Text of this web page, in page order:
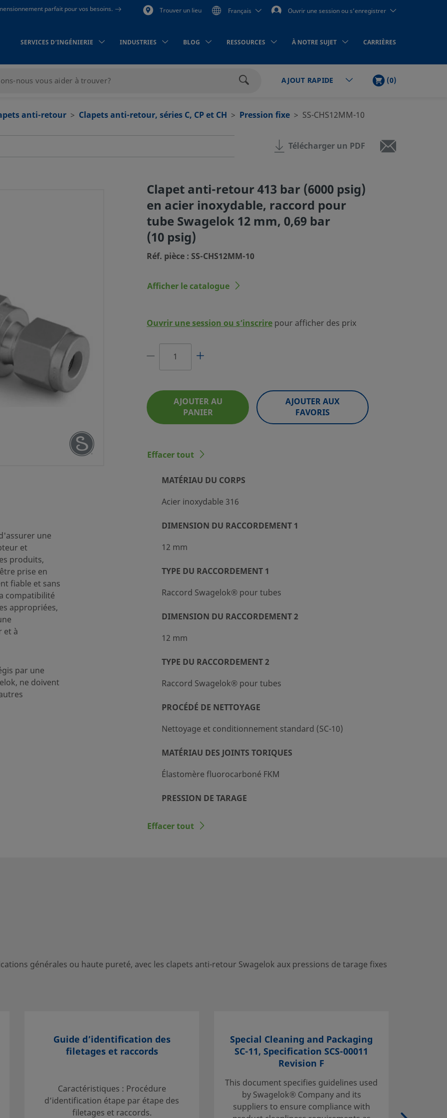
parfait pour vos besoins. Trouver un lieu Français Ouvrir une session ou s’enregistrer
SERVICES D’INGÉNIERIE INDUSTRIES BLOG RESSOURCES À NOTRE SUJET CARRIÈRES
AJOUT RAPIDE PANIER
(0)ARTICLES
anti-retour Clapets anti-retour, séries C, CP et CH Pression fixe SS-CHS12MM-10
PSIG) EN
POUR TUBE
(10 PSIG)
PIÈCE : SS-CHS12MM-10
pour tubes
pour tubes
10 psi).
/ 413 BAR À 37°C
avec votre
Télécharger un PDF
une
et
produits,
prise en
fiable et sans
compatibilité
appropriées,
et à
par une
ne doivent
Clapet anti-retour 413 bar (6000 psig)
en acier inoxydable, raccord pour
tube Swagelok 12 mm, 0,69 bar
(10 psig)
Réf. pièce : SS-CHS12MM-10
Afficher le catalogue
Ouvrir une session ou s’inscrire pour afficher des prix
AJOUTER AU
PANIER
AJOUTER AUX
FAVORIS
Effacer tout
Acier inoxydable 316
MATÉRIAU DU CORPS
12 mm
DIMENSION DU RACCORDEMENT 1
Raccord Swagelok® pour tubes
TYPE DU RACCORDEMENT 1
12 mm
DIMENSION DU RACCORDEMENT 2
Raccord Swagelok® pour tubes
TYPE DU RACCORDEMENT 2
Nettoyage et conditionnement standard (SC-10)
PROCÉDÉ DE NETTOYAGE
Élastomère fluorocarboné FKM
MATÉRIAU DES JOINTS TORIQUES
0,69 bar (0,069 MPa, 10 psi).
PRESSION DE TARAGE
Effacer tout
générales ou haute pureté, avec les clapets anti-retour Swagelok aux pressions de tarage fixes
Guide d’identification des
filetages et raccords
Caractéristiques : Procédure
d’identification étape par étape des
filetages et raccords.
Special Cleaning and Packaging
SC-11, Specification SCS-00011
Revision F
This document specifies guidelines used
by Swagelok® Company and its
suppliers to ensure compliance with